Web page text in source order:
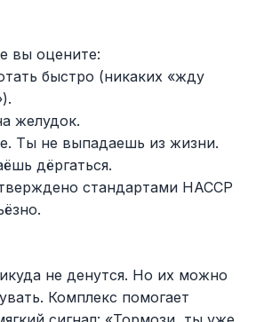
вы оцените:
быстро (никаких «жду
желудок.
Ты не выпадаешь из жизни.
дёргаться.
стандартами HACCP
не денутся. Но их можно
Комплекс помогает